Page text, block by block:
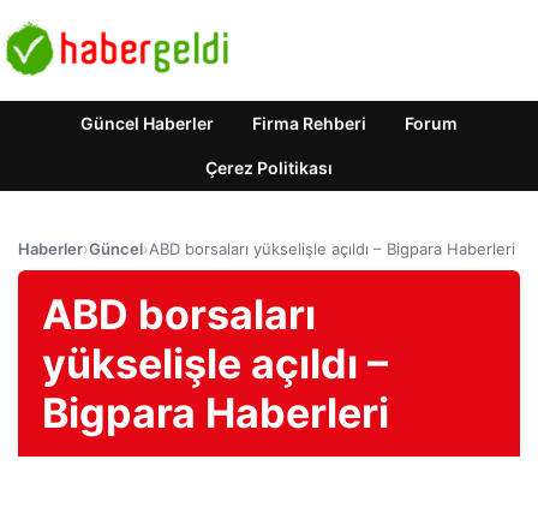
Güncel Haberler Firma Rehberi Forum
Çerez Politikası
Haberler›Güncel›ABD borsaları yükselişle açıldı – Bigpara Haberleri
ABD borsaları
yükselişle açıldı –
Bigpara Haberleri